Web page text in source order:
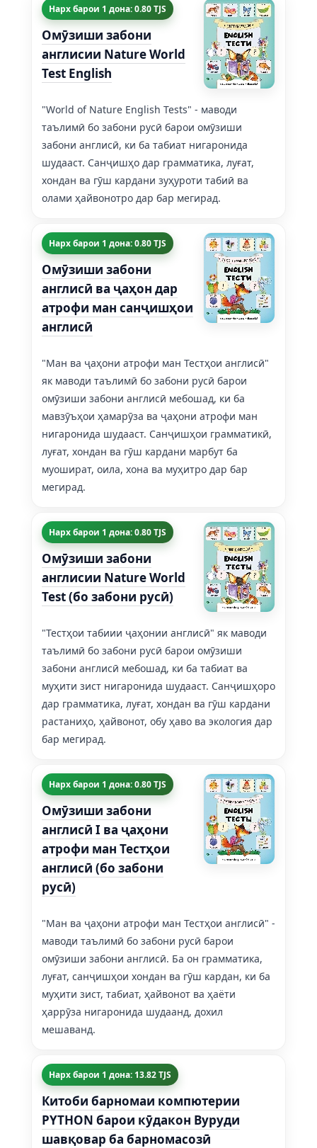
Нарх барои 1 дона: 0.80 TJS
Омӯзиши забони
англисии Nature World
Test English
"World of Nature English Tests" - маводи
таълимӣ бо забони русӣ барои омӯзиши
забони англисӣ, ки ба табиат нигаронида
шудааст. Санҷишҳо дар грамматика, луғат,
хондан ва гӯш кардани зуҳуроти табиӣ ва
олами ҳайвонотро дар бар мегирад.
Нарх барои 1 дона: 0.80 TJS
Омӯзиши забони
англисӣ ва ҷаҳон дар
атрофи ман санҷишҳои
англисӣ
"Ман ва ҷаҳони атрофи ман Тестҳои англисӣ"
як маводи таълимӣ бо забони русӣ барои
омӯзиши забони англисӣ мебошад, ки ба
мавзӯъҳои ҳамарӯза ва ҷаҳони атрофи ман
нигаронида шудааст. Санҷишҳои грамматикӣ,
луғат, хондан ва гӯш кардани марбут ба
муошират, оила, хона ва муҳитро дар бар
мегирад.
Нарх барои 1 дона: 0.80 TJS
Омӯзиши забони
англисии Nature World
Test (бо забони русӣ)
"Тестҳои табиии ҷаҳонии англисӣ" як маводи
таълимӣ бо забони русӣ барои омӯзиши
забони англисӣ мебошад, ки ба табиат ва
муҳити зист нигаронида шудааст. Санҷишҳоро
дар грамматика, луғат, хондан ва гӯш кардани
растаниҳо, ҳайвонот, обу ҳаво ва экология дар
бар мегирад.
Нарх барои 1 дона: 0.80 TJS
Омӯзиши забони
англисӣ I ва ҷаҳони
атрофи ман Тестҳои
англисӣ (бо забони
русӣ)
"Ман ва ҷаҳони атрофи ман Тестҳои англисӣ" -
маводи таълимӣ бо забони русӣ барои
омӯзиши забони англисӣ. Ба он грамматика,
луғат, санҷишҳои хондан ва гӯш кардан, ки ба
муҳити зист, табиат, ҳайвонот ва ҳаёти
ҳаррӯза нигаронида шудаанд, дохил
мешаванд.
Нарх барои 1 дона: 13.82 TJS
Китоби барномаи компютерии
PYTHON барои кӯдакон Вуруди
шавқовар ба барномасозӣ